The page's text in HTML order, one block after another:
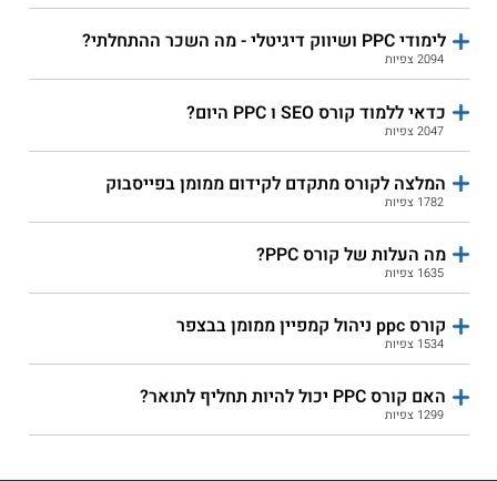
לימודי PPC ושיווק דיגיטלי - מה השכר ההתחלתי?
2094 צפיות
כדאי ללמוד קורס SEO ו PPC היום?
2047 צפיות
המלצה לקורס מתקדם לקידום ממומן בפייסבוק
1782 צפיות
מה העלות של קורס PPC?
1635 צפיות
קורס ppc ניהול קמפיין ממומן בבצפר
1534 צפיות
האם קורס PPC יכול להיות תחליף לתואר?
1299 צפיות